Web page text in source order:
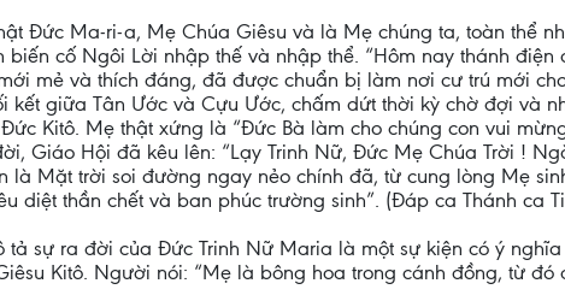
Đức Ma-ri-a, Mẹ Chúa Giêsu và là Mẹ chúng ta, toàn thể
biến cố Ngôi Lời nhập thế và nhập thể. “Hôm nay thánh
mẻ và thích đáng, đã được chuẩn bị làm nơi cư trú mới
kết giữa Tân Ước và Cựu Ước, chấm dứt thời kỳ chờ đợi và
Kitô. Mẹ thật xứng là “Đức Bà làm cho chúng con vui
Giáo Hội đã kêu lên: “Lạy Trinh Nữ, Đức Mẹ Chúa Trời !
là Mặt trời soi đường ngay nẻo chính đã, từ cung lòng Mẹ
diệt thần chết và ban phúc trường sinh”. (Đáp ca Thánh ca
tả sự ra đời của Đức Trinh Nữ Maria là một sự kiện có ý
Kitô. Người nói: “Mẹ là bông hoa trong cánh đồng, từ